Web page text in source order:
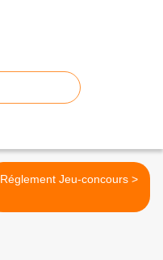
Réglement Jeu-concours >